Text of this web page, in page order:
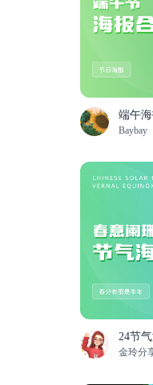
端午
Baybay
24节
金玲分